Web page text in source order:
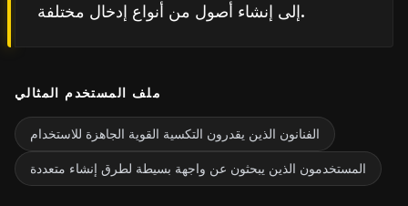
إلى إنشاء أصول من أنواع إدخال مختلفة.
ملف المستخدم المثالي
الفنانون الذين يقدرون التكسية القوية الجاهزة للاستخدام
المستخدمون الذين يبحثون عن واجهة بسيطة لطرق إنشاء متعددة